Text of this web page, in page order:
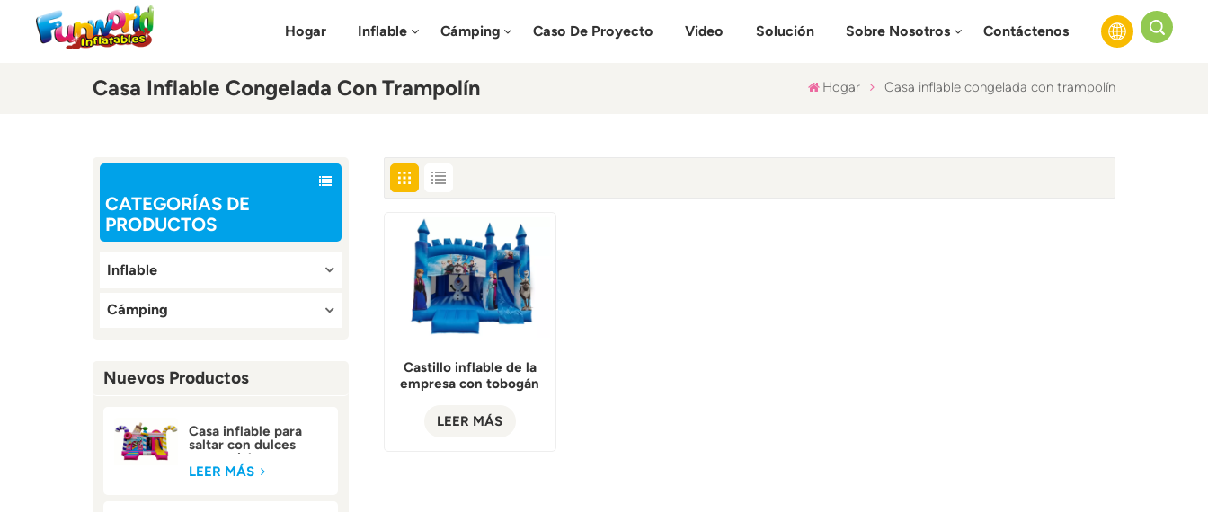
Hogar Inflable Cámping Caso De Proyecto Video Solución Sobre Nosotros Contáctenos
Casa Inflable Congelada Con Trampolín Hogar Casa inflable congelada con trampolín
CATEGORÍAS DE
PRODUCTOS
Inflable
Cámping
Nuevos Productos
Casa inflable para
saltar con dulces
comerciales para
niños
LEER MÁS
Castillo inflable de la
empresa con tobogán
LEER MÁS